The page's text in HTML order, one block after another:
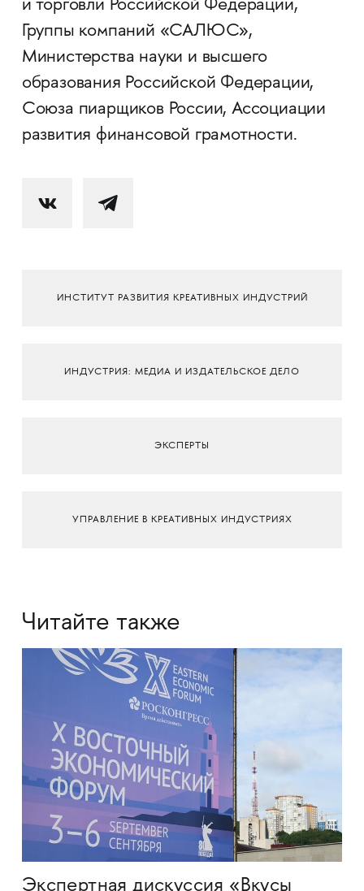
и торговли Российской Федерации,
Группы компаний «САЛЮС»,
Министерства науки и высшего
образования Российской Федерации,
Союза пиарщиков России, Ассоциации
развития финансовой грамотности.
ИНСТИТУТ РАЗВИТИЯ КРЕАТИВНЫХ ИНДУСТРИЙ
ИНДУСТРИЯ: МЕДИА И ИЗДАТЕЛЬСКОЕ ДЕЛО
ЭКСПЕРТЫ
УПРАВЛЕНИЕ В КРЕАТИВНЫХ ИНДУСТРИЯХ
Читайте также
Экспертная дискуссия «Вкусы